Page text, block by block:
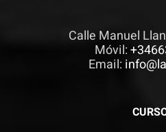
Calle Manuel
Móvil:
Email: